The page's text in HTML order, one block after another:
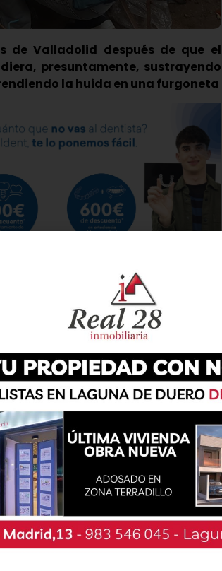
de Valladolid después de que el
presuntamente, sustrayendo
la huida en una furgoneta
dos individuos, N.J.B.J. de 36 años y
finalmente se les imputó un delito de
una nave industrial. Los hechos
la seguridad que presta servicio de
a dos individuos sustrayendo efectos
en el vehículo». «Al verse
forma apresurada a la furgoneta y
inició una investigación tendente a la
Tras gestiones realizadas se pudo
como perjudicado el propietario, del
y pesquisas llevadas a cabo por los
de dichas personas, tratándose
constaban numerosos antecedentes
con fuerza y hurto, así como contra